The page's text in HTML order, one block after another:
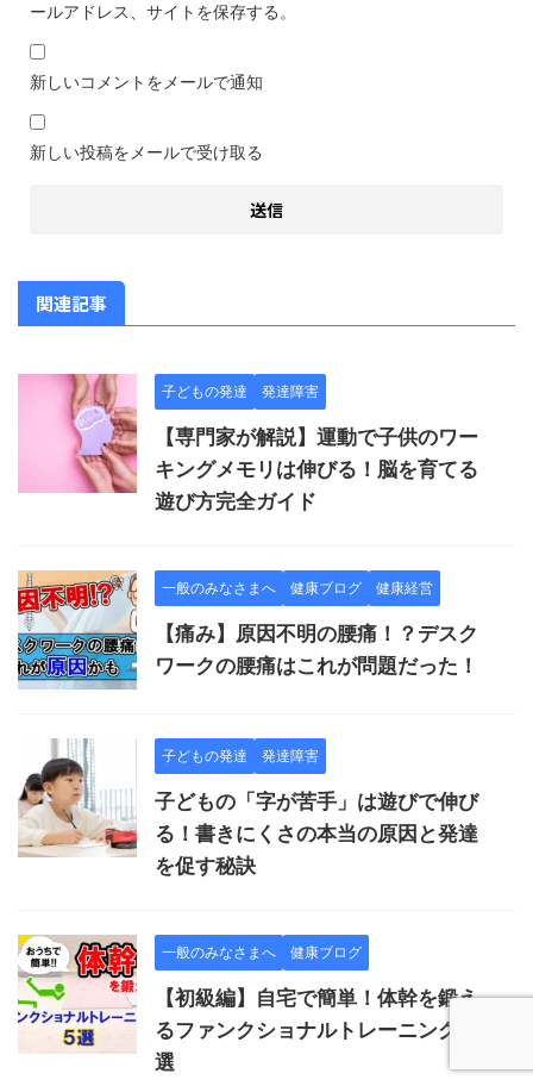
ールアドレス、サイトを保存する。
新しいコメントをメールで通知
新しい投稿をメールで受け取る
関連記事
子どもの発達 発達障害
【専門家が解説】運動で子供のワー
キングメモリは伸びる！脳を育てる
遊び方完全ガイド
一般のみなさまへ 健康ブログ 健康経営
【痛み】原因不明の腰痛！？デスク
ワークの腰痛はこれが問題だった！
子どもの発達 発達障害
子どもの「字が苦手」は遊びで伸び
る！書きにくさの本当の原因と発達
を促す秘訣
一般のみなさまへ 健康ブログ
【初級編】自宅で簡単！体幹を鍛え
るファンクショナルトレーニング５
選